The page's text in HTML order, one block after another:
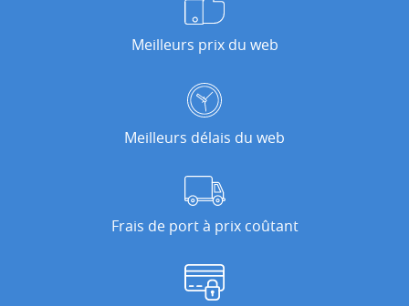
Meilleurs prix du web
Meilleurs délais du web
Frais de port à prix coûtant